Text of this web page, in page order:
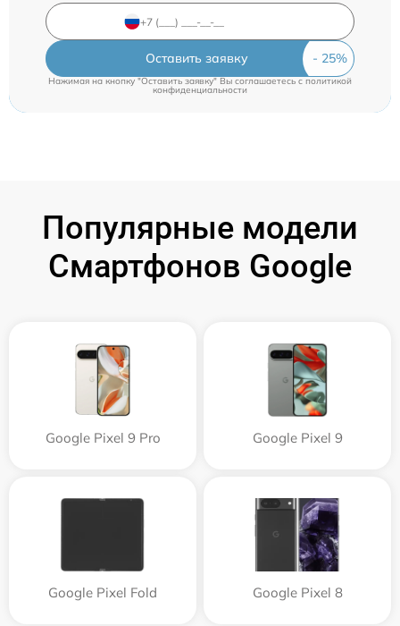
Оставить заявку
Нажимая на кнопку "Оставить заявку" Вы соглашаетесь c политикой
конфиденциальности
Популярные модели
Смартфонов Google
Google Pixel 9 Pro Google Pixel 9
Google Pixel Fold Google Pixel 8